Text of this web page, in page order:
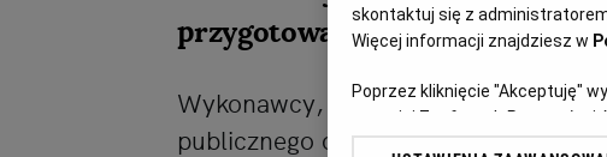
przygotować?
Wykonawcy, którzy będą ubiegać
publicznego o wartości
skontaktuj się z
Więcej informacji znajdziesz w
Poprzez kliknięcie "Akceptuję"
z o. o. jej Zaufanych Partnerów
swoje preferencje dot. plików